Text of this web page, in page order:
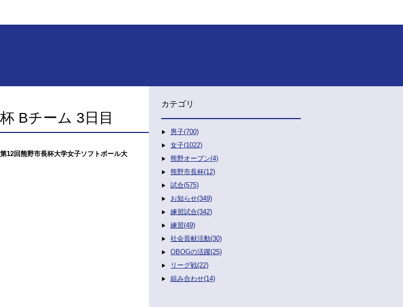
Bチーム 3日目
第12回熊野市長杯大学女子ソフトボール大
カテゴリ
男子(700)
女子(1022)
熊野オープン(4)
熊野市長杯(12)
試合(575)
お知らせ(349)
練習試合(342)
練習(49)
社会貢献活動(30)
OBOGの活躍(25)
リーグ戦(22)
組み合わせ(14)